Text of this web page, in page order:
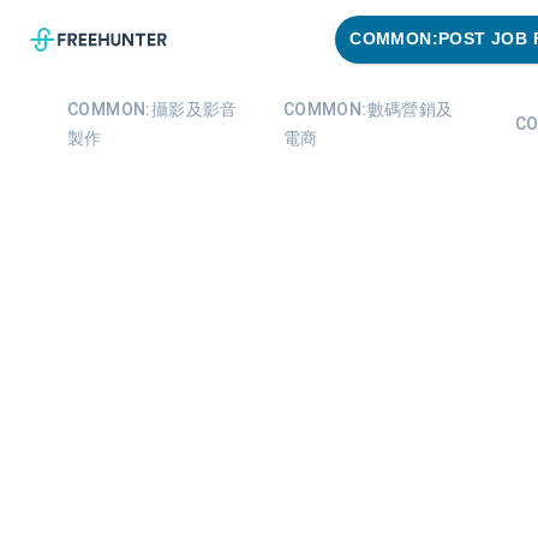
COMMON:POST JOB
COMMON:攝影及影音
製作
COMMON:數碼營銷及
電商